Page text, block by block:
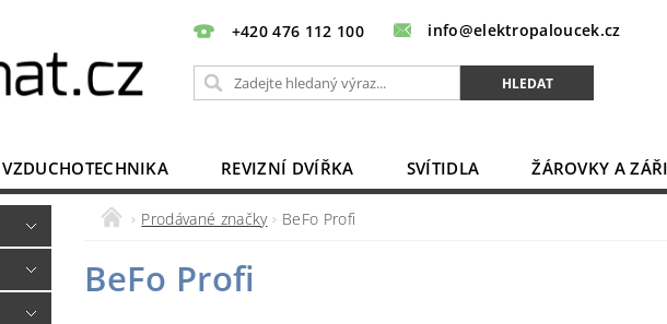
+420 476 112 100 info@elektropaloucek.cz
VZDUCHOTECHNIKA REVIZNÍ DVÍŘKA SVÍTIDLA ŽÁROVKY A
KOMUNIKACE
ELEKTRONIKA
Prodávané značky BeFo Profi
BeFo Profi